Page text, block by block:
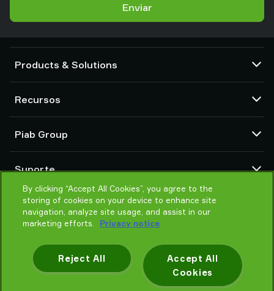
Enviar
Products & Solutions
Ventosas e garras macias
Componentes de ferramentas de extremidade de braço do robô
(EOAT)
Recursos
Configuradores de produtos
Termos e Condições de vendas
Aviso de privacidade
Piab Group
Organização global
Código de Conducta
Novidades
Suporte
Entre em contato
Encontre parceiro
Ajude-me a escolher
By clicking “Accept All Cookies”, you agree to the
storing of cookies on your device to enhance site
navigation, analyze site usage, and assist in our
marketing efforts.
Privacy notice
Accept All
Cookies
Reject All